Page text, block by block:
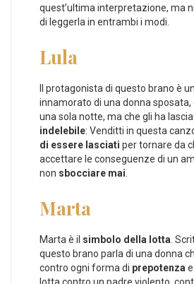
quest’ultima interpretazione, ma
di leggerla in entrambi i modi.
Lula
Il protagonista di questo brano è
innamorato di una donna sposata,
una sola notte, ma che gli ha
indelebile: Venditti in questa
di essere lasciati per tornare da
accettare le conseguenze di un
non sbocciare mai
Marta
Marta è il simbolo della lotta .
questo brano parla di una donna
contro ogni forma di prepotenza e
lotta contro un padre violento,